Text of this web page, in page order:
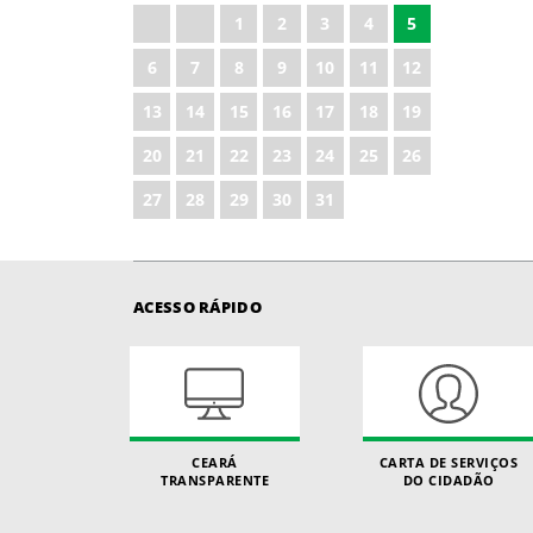
1 2 3 4
5
6
7 8 9 10 11
12
13
14 15 16 17 18
19
20
21 22 23 24 25
26
27
28 29 30 31
ACESSO RÁPIDO
CEARÁ
TRANSPARENTE
CARTA DE SERVIÇOS
DO CIDADÃO